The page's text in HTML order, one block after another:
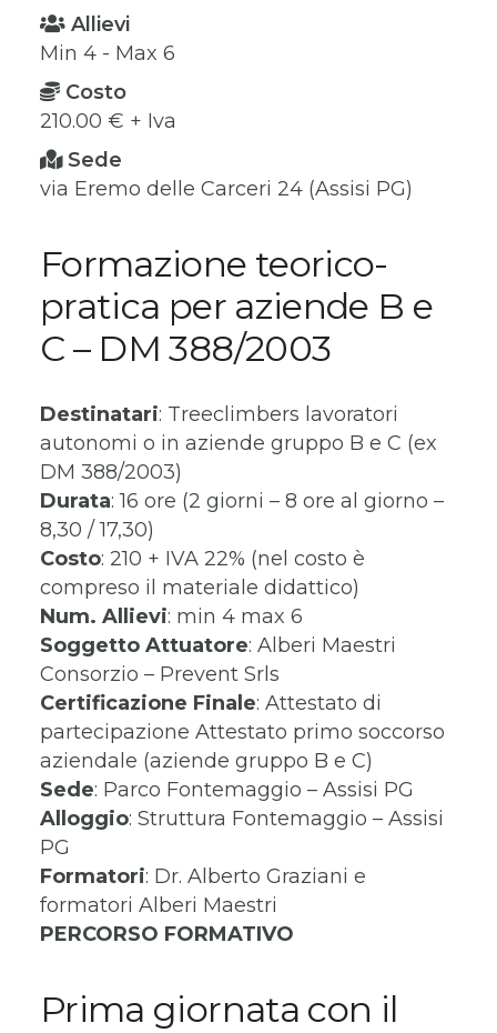
Formazione teorico-
pratica per aziende B e
C – DM 388/2003
Destinatari: Treeclimbers lavoratori
autonomi o in aziende gruppo B e C (ex
DM 388/2003)
Durata: 16 ore (2 giorni – 8 ore al giorno –
8,30 / 17,30)
Costo: 210 + IVA 22% (nel costo è
compreso il materiale didattico)
Num. Allievi: min 4 max 6
Soggetto Attuatore: Alberi Maestri
Consorzio – Prevent Srls
Certificazione Finale: Attestato di
partecipazione Attestato primo soccorso
aziendale (aziende gruppo B e C)
Sede: Parco Fontemaggio – Assisi PG
Alloggio: Struttura Fontemaggio – Assisi
PG
Formatori: Dr. Alberto Graziani e
formatori Alberi Maestri
PERCORSO FORMATIVO
Prima giornata con il
Allievi
Min 4 - Max 6
Costo
210.00 € + Iva
Sede
via Eremo delle Carceri 24 (Assisi PG)